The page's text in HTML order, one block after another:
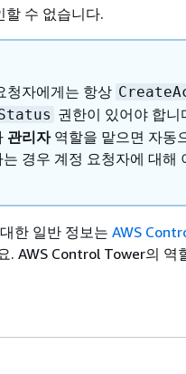
할 수 없습니다.
청자에게는 항상
권한이 있어야 합니
관리자역할을 맡으면 자동
경우 계정 요청자에 대해
한 일반 정보는 AWS
. AWS Control Tower의 역